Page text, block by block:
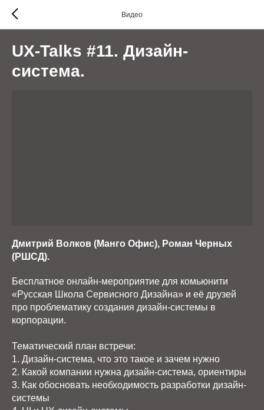
Видео
UX-Talks #11. Дизайн-
система.
Дмитрий Волков (Манго Офис), Роман Черных
(РШСД).
Бесплатное онлайн-мероприятие для комьюнити
«Русская Школа Сервисного Дизайна» и её друзей
про проблематику создания дизайн-системы в
корпорации.
Тематический план встречи:
1. Дизайн-система, что это такое и зачем нужно
2. Какой компании нужна дизайн-система, ориентиры
3. Как обосновать необходимость разработки дизайн-
системы